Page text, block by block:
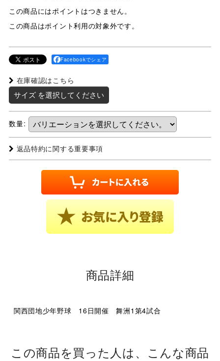
この商品にはポイントはつきません。
この商品はポイント利用の対象外です。
Facebookでシェア
在庫確認はこちら
サイズ を選択してください
数量:
返品特約に関する重要事項
商品詳細
関西団地少年野球 16日開催 舞洲1第4試合
この商品を買った人は、こんな商品